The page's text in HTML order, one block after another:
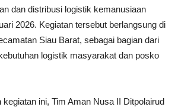
dan distribusi logistik kemanusiaan
2026. Kegiatan tersebut berlangsung di
Siau Barat, sebagai bagian dari
logistik masyarakat dan posko
ini, Tim Aman Nusa II Ditpolairud